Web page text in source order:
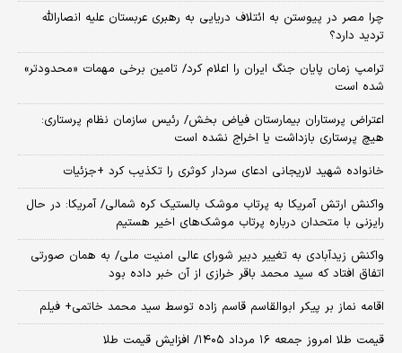
چرا مصر در پیوستن به ائتلاف دریایی به رهبری عربستان علیه انصارالله
تردید دارد؟
ترامپ زمان پایان جنگ ایران را اعلام کرد/ تامین برخی مهمات «محدودتر»
شده است
اعتراض پرستاران بیمارستان فیاض بخش/ رئیس سازمان نظام پرستاری:
هیچ پرستاری بازداشت یا اخراج نشده است
خانواده شهید لاریجانی ادعای سردار کوثری را تکذیب کرد +جزئیات
واکنش ارتش آمریکا به پرتاب موشک بالستیک کره شمالی/ آمریکا: در حال
رایزنی با متحدان درباره پرتاب موشک‌های اخیر هستیم
واکنش زیدآبادی به تغییر دبیر شورای عالی امنیت ملی/ به همان صورتی
اتفاق افتاد که سید محمد باقر خرازی از آن خبر داده بود
اقامه نماز بر پیکر ابوالقاسم قاسم زاده توسط سید محمد خاتمی+ فیلم
قیمت طلا امروز جمعه ۱۶ مرداد ۱۴۰۵/ افزایش قیمت طلا